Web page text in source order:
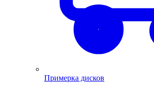
Примерка дисков